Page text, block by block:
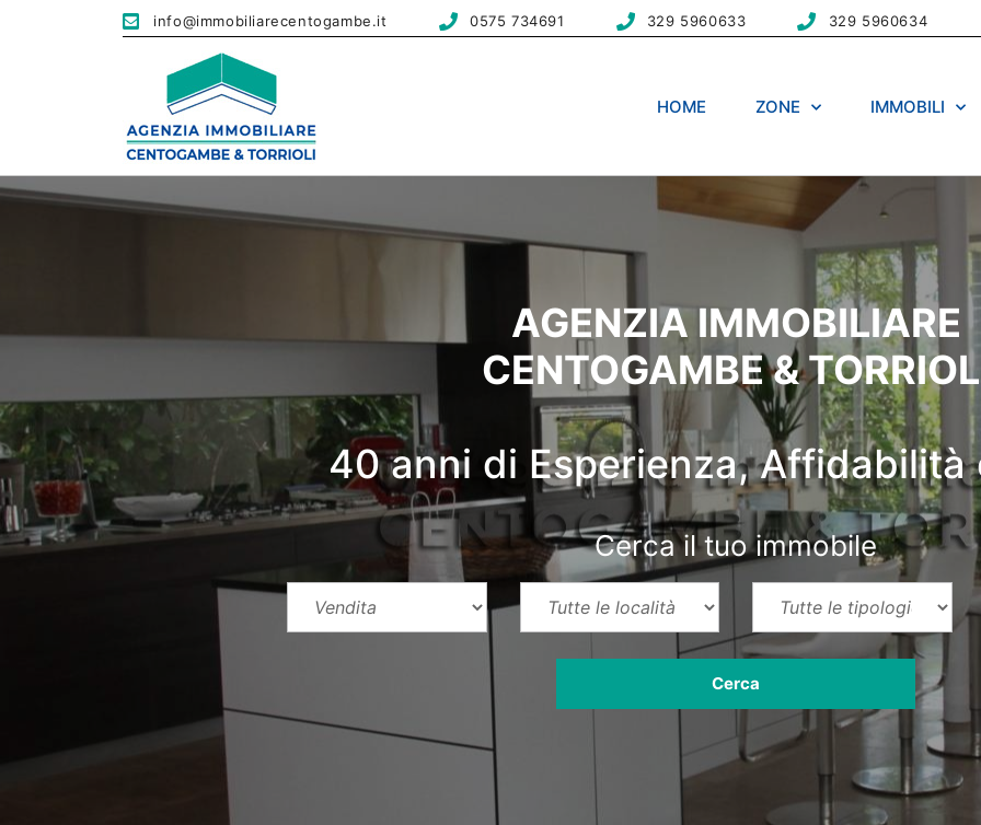
info@immobiliarecentogambe.it 0575 734691 329 5960633 329 5960634
HOME ZONE IMMOBILI
AGENZIA IMMOBILIARE
CENTOGAMBE &
40 anni di Esperienza, Affidabilità
Cerca il tuo immobile